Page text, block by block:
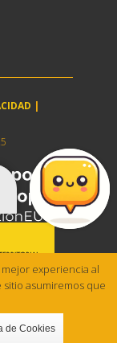
|
experiencia al
asumiremos que
de Cookies